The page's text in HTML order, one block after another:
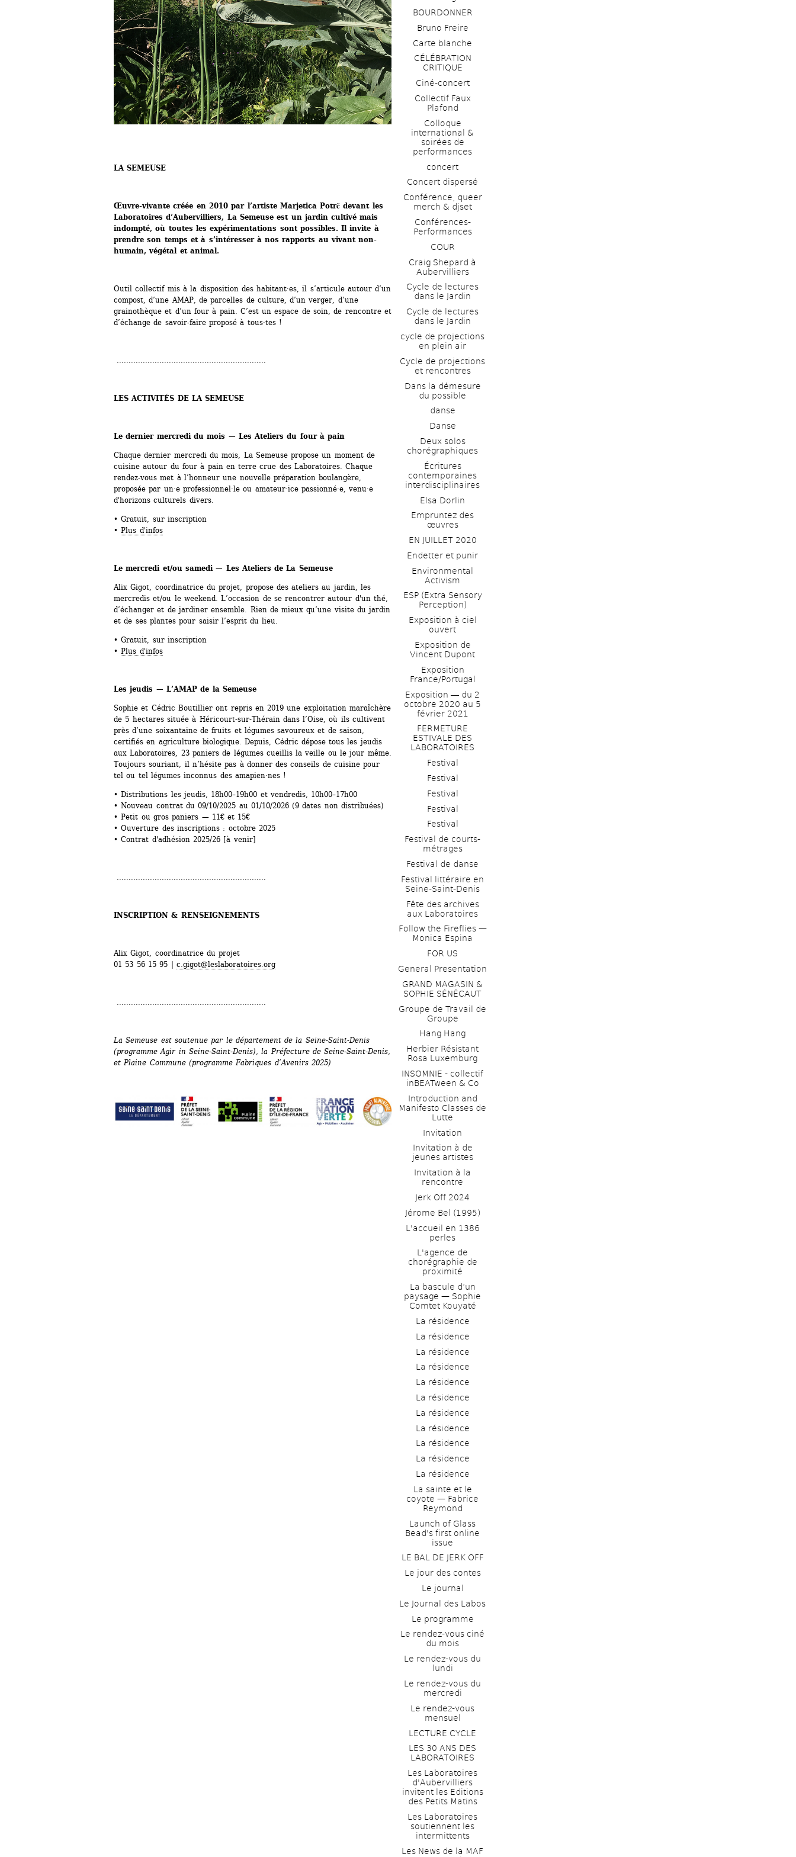
LA SEMEUSE
Œuvre-vivante créée en 2010 par l’artiste Marjetica Potrč devant les
Laboratoires d’Aubervilliers, La Semeuse est un jardin cultivé mais
indompté, où toutes les expérimentations sont possibles. Il invite à
prendre son temps et à s’intéresser à nos rapports au vivant non-
humain, végétal et animal.
Outil collectif mis à la disposition des habitant·es, il s’articule autour d’un
compost, d’une AMAP, de parcelles de culture, d’un verger, d’une
grainothèque et d’un four à pain. C’est un espace de soin, de rencontre et
d’échange de savoir-faire proposé à tous·tes !
...............................................................
LES ACTIVITÉS DE LA SEMEUSE
Le dernier mercredi du mois — Les Ateliers du four à pain
Chaque dernier mercredi du mois, La Semeuse propose un moment de
cuisine autour du four à pain en terre crue des Laboratoires. Chaque
rendez-vous met à l’honneur une nouvelle préparation boulangère,
proposée par un·e professionnel·le ou amateur·ice passionné·e, venu·e
d'horizons culturels divers.
• Gratuit, sur inscription
• Plus d'infos
Le mercredi et/ou samedi — Les Ateliers de La Semeuse
Alix Gigot, coordinatrice du projet, propose des ateliers au jardin, les
mercredis et/ou le weekend. L’occasion de se rencontrer autour d'un thé,
d’échanger et de jardiner ensemble. Rien de mieux qu’une visite du jardin
et de ses plantes pour saisir l’esprit du lieu.
• Gratuit, sur inscription
• Plus d'infos
Les jeudis — L’AMAP de la Semeuse
Sophie et Cédric Boutillier ont repris en 2019 une exploitation maraîchère
de 5 hectares située à Héricourt-sur-Thérain dans l’Oise, où ils cultivent
près d’une soixantaine de fruits et légumes savoureux et de saison,
certifiés en agriculture biologique. Depuis, Cédric dépose tous les jeudis
aux Laboratoires, 23 paniers de légumes cueillis la veille ou le jour même.
Toujours souriant, il n’hésite pas à donner des conseils de cuisine pour
tel ou tel légumes inconnus des amapien·nes !
• Distributions les jeudis, 18h00–19h00 et vendredis, 10h00–17h00
• Nouveau contrat du 09/10/2025 au 01/10/2026 (9 dates non distribuées)
• Petit ou gros paniers — 11€ et 15€
• Ouverture des inscriptions : octobre 2025
• Contrat d'adhésion 2025/26 [à venir]
...............................................................
INSCRIPTION & RENSEIGNEMENTS
Alix Gigot, coordinatrice du projet
01 53 56 15 95 | c.gigot@leslaboratoires.org
...............................................................
La Semeuse est soutenue par le département de la Seine-Saint-Denis
(programme Agir in Seine-Saint-Denis), la Préfecture de Seine-Saint-Denis,
et Plaine Commune (programme Fabriques d’Avenirs 2025)
BOURDONNER
Bruno Freire
Carte blanche
CÉLÉBRATION
CRITIQUE
Ciné-concert
Collectif Faux
Plafond
Colloque
international &
soirées de
performances
concert
Concert dispersé
Conférence, queer
merch & djset
Conférences-
Performances
COUR
Craig Shepard à
Aubervilliers
Cycle de lectures
dans le Jardin
Cycle de lectures
dans le Jardin
cycle de projections
en plein air
Cycle de projections
et rencontres
Dans la démesure
du possible
danse
Danse
Deux solos
chorégraphiques
Écritures
contemporaines
interdisciplinaires
Elsa Dorlin
Empruntez des
œuvres
EN JUILLET 2020
Endetter et punir
Environmental
Activism
ESP (Extra Sensory
Perception)
Exposition à ciel
ouvert
Exposition de
Vincent Dupont
Exposition
France/Portugal
Exposition ― du 2
octobre 2020 au 5
février 2021
FERMETURE
ESTIVALE DES
LABORATOIRES
Festival
Festival
Festival
Festival
Festival
Festival de courts-
métrages
Festival de danse
Festival littéraire en
Seine-Saint-Denis
Fête des archives
aux Laboratoires
Follow the Fireflies —
Monica Espina
FOR US
General Presentation
GRAND MAGASIN &
SOPHIE SÉNÉCAUT
Groupe de Travail de
Groupe
Hang Hang
Herbier Résistant
Rosa Luxemburg
INSOMNIE - collectif
inBEATween & Co
Introduction and
Manifesto Classes de
Lutte
Invitation
Invitation à de
jeunes artistes
Invitation à la
rencontre
Jerk Off 2024
Jérome Bel (1995)
L'accueil en 1386
perles
L'agence de
chorégraphie de
proximité
La bascule d’un
paysage — Sophie
Comtet Kouyaté
La résidence
La résidence
La résidence
La résidence
La résidence
La résidence
La résidence
La résidence
La résidence
La résidence
La résidence
La sainte et le
coyote — Fabrice
Reymond
Launch of Glass
Bead's first online
issue
LE BAL DE JERK OFF
Le jour des contes
Le journal
Le Journal des Labos
Le programme
Le rendez-vous ciné
du mois
Le rendez-vous du
lundi
Le rendez-vous du
mercredi
Le rendez-vous
mensuel
LECTURE CYCLE
LES 30 ANS DES
LABORATOIRES
Les Laboratoires
d'Aubervilliers
invitent les Editions
des Petits Matins
Les Laboratoires
soutiennent les
intermittents
Les News de la MAF